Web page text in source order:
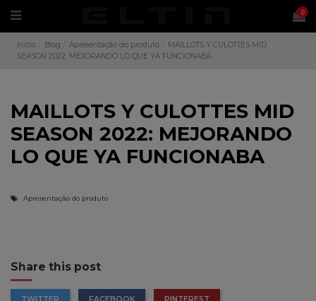
0
Início Blog Apresentação do produto
MAILLOTS Y CULOTTES MID
SEASON 2022: MEJORANDO LO QUE YA FUNCIONABA
MAILLOTS Y CULOTTES MID
SEASON 2022: MEJORANDO
LO QUE YA FUNCIONABA
Apresentação do produto
Share this post